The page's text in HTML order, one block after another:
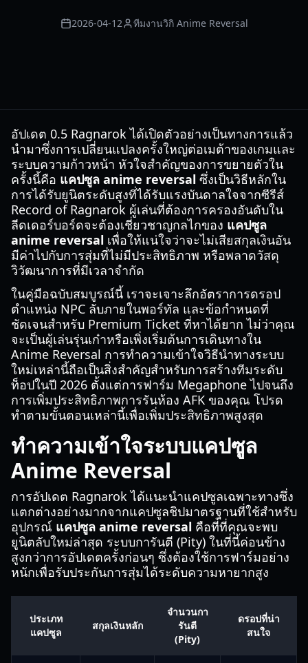
2026-04-12 ทีมงานวิกิ Anime Reversal
อัปเดต 0.5 Ragnarok ได้เปิดตัวอย่างเป็นทางการแล้ว
นำมาซึ่งการเปลี่ยนแปลงครั้งใหญ่ต่อเมต้าของเกมและ
ระบบความก้าวหน้า หัวใจสำคัญของการขยายตัวใน
ครั้งนี้คือ แคปซูล anime reversal ซึ่งเป็นวิธีหลักใน
การได้รับยูนิตระดับสูงที่ได้รับแรงบันดาลใจจากซีรีส์
Record of Ragnarok ผู้เล่นที่ต้องการครองอันดับใน
ลีดเดอร์บอร์ดจะต้องเชี่ยวชาญกลไกของ แคปซูล
anime reversal เพื่อให้แน่ใจว่าจะไม่เสียสกุลเงินอัน
มีค่าไปกับการสุ่มที่ไม่มีประสิทธิภาพ หรือพลาดวัสดุ
วิวัฒนาการที่มีเวลาจำกัด
ในคู่มือฉบับสมบูรณ์นี้ เราจะเจาะลึกอัตราการดรอป
ตำแหน่ง NPC ลับภายในพอร์ทัล และข้อกำหนดที่
ชัดเจนสำหรับ Premium Ticket ที่หาได้ยาก ไม่ว่าคุณ
จะเป็นผู้เล่นรุ่นเก๋าหรือเพิ่งเริ่มต้นการเดินทางใน
Anime Reversal การทำความเข้าใจวิธีนำทางระบบ
ใหม่เหล่านี้ถือเป็นสิ่งสำคัญสำหรับการสร้างทีมระดับ
ท็อปในปี 2026 ตั้งแต่การฟาร์ม Megaphone ไปจนถึง
การเพิ่มประสิทธิภาพการรันห้อง AFK ของคุณ โปรด
ทำตามขั้นตอนเหล่านี้เพื่อเพิ่มประสิทธิภาพสูงสุด
ทำความเข้าใจระบบแคปซูล
Anime Reversal
การอัปเดต Ragnarok ได้แนะนำแคปซูลเฉพาะทางซึ่ง
แตกต่างอย่างมากจากแคปซูลชิปมาตรฐานที่ใช้สำหรับ
อุปกรณ์ แคปซูล anime reversal คือที่ที่คุณจะพบ
ยูนิตลับใหม่ล่าสุด ระบบการันตี (Pity) ในที่นี้ค่อนข้าง
สูงกว่าการอัปเดตครั้งก่อนๆ ซึ่งต้องใช้การฟาร์มอย่าง
หนักเพื่อรับประกันการสุ่มได้ระดับความหายากสูง
ประเภท
แคปซูล
สกุลเงินหลัก
จำนวนกา
รันตี
(Pity)
ดรอปที่น่า
สนใจ